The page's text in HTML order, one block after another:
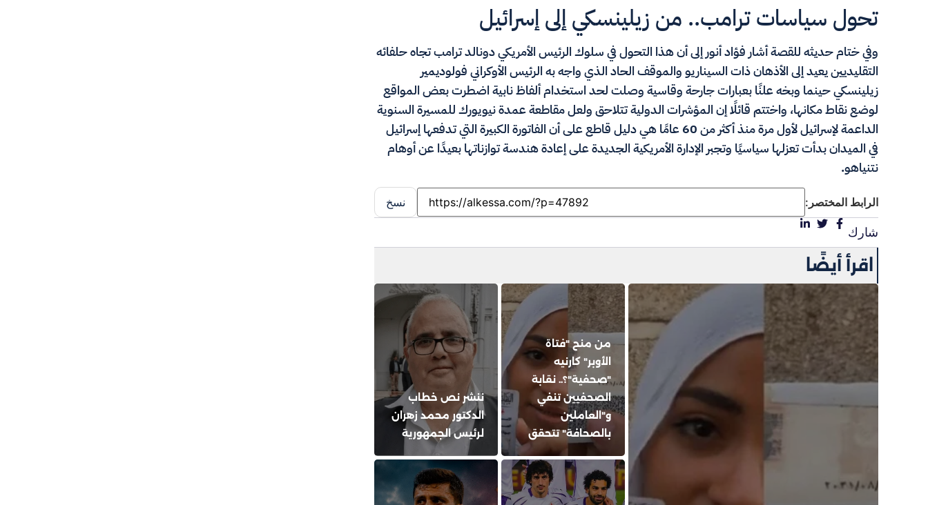
تحول سياسات ترامب.. من زيلينسكي إلى إسرائيل
وفي ختام حديثه للقصة أشار فؤاد أنور إلى أن هذا التحول في سلوك الرئيس الأمريكي دونالد ترامب تجاه حلفائه
التقليديين يعيد إلى الأذهان ذات السيناريو والموقف الحاد الذي واجه به الرئيس الأوكراني فولوديمير
زيلينسكي حينما وبخه علنًا بعبارات جارحة وقاسية وصلت لحد استخدام ألفاظ نابية اضطرت بعض المواقع
لوضع نقاط مكانها، واختتم قائلًا إن المؤشرات الدولية تتلاحق ولعل مقاطعة عمدة نيويورك للمسيرة السنوية
الداعمة لإسرائيل لأول مرة منذ أكثر من 60 عامًا هي دليل قاطع على أن الفاتورة الكبيرة التي تدفعها إسرائيل
في الميدان بدأت تعزلها سياسيًا وتجبر الإدارة الأمريكية الجديدة على إعادة هندسة توازناتها بعيدًا عن أوهام
نتنياهو.
الرابط المختصر: نسخ
شارك
اقرأ أيضًا
من منح "فتاة
الأوبر" كارنيه
"صحفية"؟.. نقابة
الصحفيين تنفي
و"العاملين
بالصحافة" تتحقق
ننشر نص خطاب
الدكتور محمد زهران
لرئيس الجمهورية